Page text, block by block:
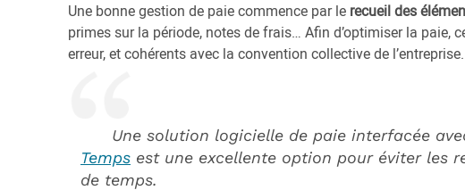
Une bonne gestion de paie commence par le recueil des
primes sur la période, notes de frais… Afin d’optimiser la paie,
erreur, et cohérents avec la convention collective de l’entreprise.
Une solution logicielle de paie interfacée
Temps est une excellente option pour éviter les
de temps.